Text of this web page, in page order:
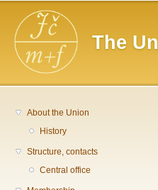
The
Main menu
About the Union
History
Structure, contacts
Central office